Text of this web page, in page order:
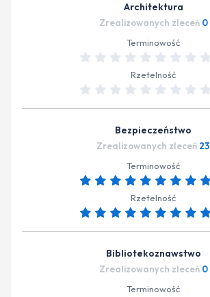
Architektura
Zrealizowanych zleceń 0
Terminowość
Rzetelność
Bezpieczeństwo
Zrealizowanych zleceń 23
Terminowość
Rzetelność
Bibliotekoznawstwo
Zrealizowanych zleceń 0
Terminowość